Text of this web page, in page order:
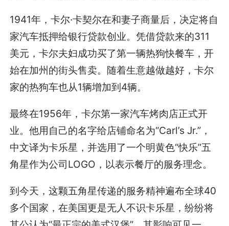
1941年，卡尔·卡契尔在和妻子商量后，决定将自
家汽车抵押给银行贷款创业。凭借贷款来的311
美元，卡尔夫妇成功买了第一辆热狗快餐车，开
始在加州的街头售卖。随着生意越做越好，卡尔
家的热狗车也从1辆增加到4辆。
最终在1956年，卡尔第一家汽车烤肉店正式开
业。他用自己的名字给店铺命名为“Carl’s Jr.”，
中文译为卡乐星，并选用了一个明黄色“快乐”五
角星作为公司LOGO，以表示餐厅的服务理念。
到今天，这颗五角星传递的服务精神遍布全球40
多个国家，在美国更是无人不识卡乐星，纷纷将